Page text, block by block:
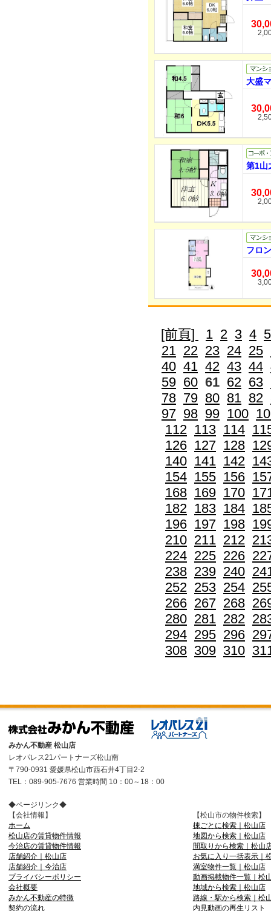
大盛
第1山
フロ
[前頁] 1 2 3 4 5
21 22 23 24 25
40 41 42 43 44
59 60 61 62 63
78 79 80 81 82
97 98 99 100
112 113 114
126 127 128
140 141 142
154 155 156
168 169 170
182 183 184
196 197 198
210 211 212
224 225 226
238 239 240
252 253 254
266 267 268
280 281 282
294 295 296
308 309 310
みかん不動産 松山店
レオパレス21パートナーズ松山南
〒790-0931 愛媛県松山市西石井4丁目2-2
TEL：089-905-7676 営業時間 10：00～18：00
◆ページリンク◆
【会社情報】
ホーム
松山店の賃貸物件情報
今治店の賃貸物件情報
店舗紹介｜松山店
店舗紹介｜今治店
プライバシーポリシー
会社概要
みかん不動産の特徴
契約の流れ
【松山市の物件検索】
棟ごとに検索｜松山店
地図から検索｜松山店
間取りから検索｜松山
お気に入り一括表示｜
満室物件一覧｜松山店
動画掲載物件一覧｜松
地域から検索｜松山店
路線・駅から検索｜松
内見動画の再生リスト